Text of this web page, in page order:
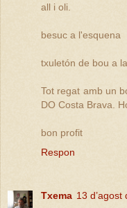
all i oli.
besuc a l'esquena
txuletón de bou a
Tot regat amb un
DO Costa Brava.
bon profit
Respon
Txema 13